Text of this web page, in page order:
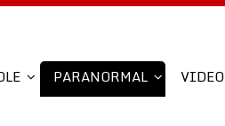
PARANORMAL VIDEO